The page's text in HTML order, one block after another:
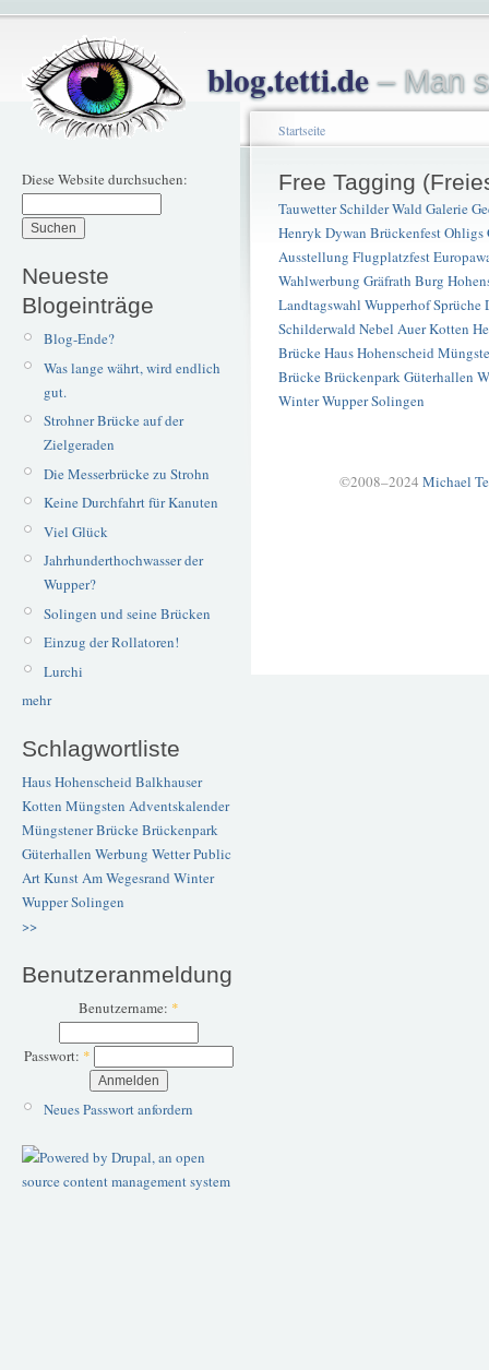
blog.tetti.de– Man
Diese Website durchsuchen:
Neueste
Blogeinträge
Blog-Ende?
Was lange währt, wird endlich
gut.
Strohner Brücke auf der
Zielgeraden
Die Messerbrücke zu Strohn
Keine Durchfahrt für Kanuten
Viel Glück
Jahrhunderthochwasser der
Wupper?
Solingen und seine Brücken
Einzug der Rollatoren!
Lurchi
mehr
Schlagwortliste
Haus Hohenscheid Balkhauser
Kotten Müngsten Adventskalender
Müngstener BrückeBrückenpark
Güterhallen Werbung WetterPublic
ArtKunstAm Wegesrand Winter
WupperSolingen
>>
Benutzeranmeldung
Benutzername: *
Passwort: *
Neues Passwort anfordern
Startseite
Free Tagging
TauwetterSchilderWald Galerie
Henryk Dywan BrückenfestOhligs
Ausstellung Flugplatzfest
Wahlwerbung Gräfrath Burg
Landtagswahl WupperhofSprüche
Schilderwald Nebel Auer Kotten
BrückeHaus Hohenscheid
BrückeBrückenparkGüterhallen
WinterWupperSolingen
©2008–2024 Michael